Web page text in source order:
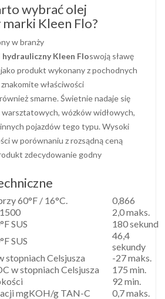
wybrać olej
Kleen Flo?
w branży
hydrauliczny Kleen Floswoją sławę
produkt wykonany z pochodnych
właściwości
smarne. Świetnie nadaje się
wózków widłowych,
pojazdów tego typu. Wysoki
w porównaniu z rozsądną ceną
zdecydowanie godny
60°F / 16°C.
0,866
2,0 maks.
SUS
180 sekund
SUS
46,4
sekundy
stopniach Celsjusza
-27 maks.
w stopniach Celsjusza
175 min.
92 min.
mgKOH/g TAN-C
0,7 maks.